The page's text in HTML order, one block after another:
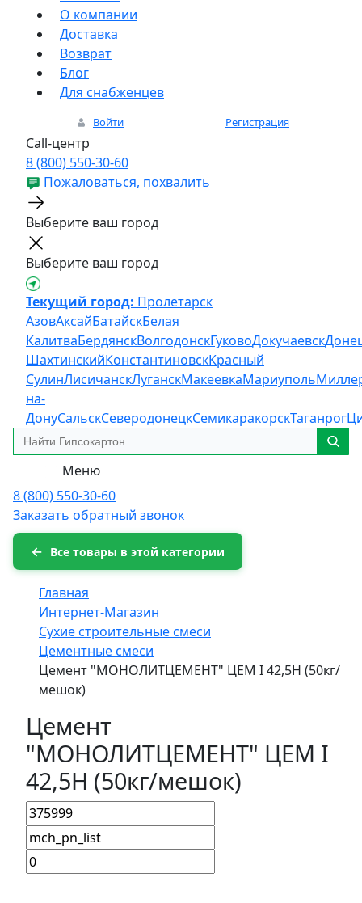
О компании
Доставка
Возврат
Блог
Для снабженцев
Войти Регистрация
Call-центр
8 (800) 550-30-60
Пожаловаться, похвалить
Выберите ваш город
Выберите ваш город
Текущий город: Пролетарск
АзовАксайБатайскБелая
КалитваБердянскВолгодонскГуковоДокучаевск
ШахтинскийКонстантиновскКрасный
СулинЛисичанскЛуганскМакеевкаМариуполь
на-
ДонуСальскСеверодонецкСемикаракорскТаганрог
Меню
8 (800) 550-30-60
Заказать обратный звонок
Все товары в этой категории
Главная
Интернет-Магазин
Сухие строительные смеси
Цементные смеси
Цемент "МОНОЛИТЦЕМЕНТ" ЦЕМ I 42,5Н (50кг/
мешок)
Цемент
"МОНОЛИТЦЕМЕНТ" ЦЕМ I
42,5Н (50кг/мешок)